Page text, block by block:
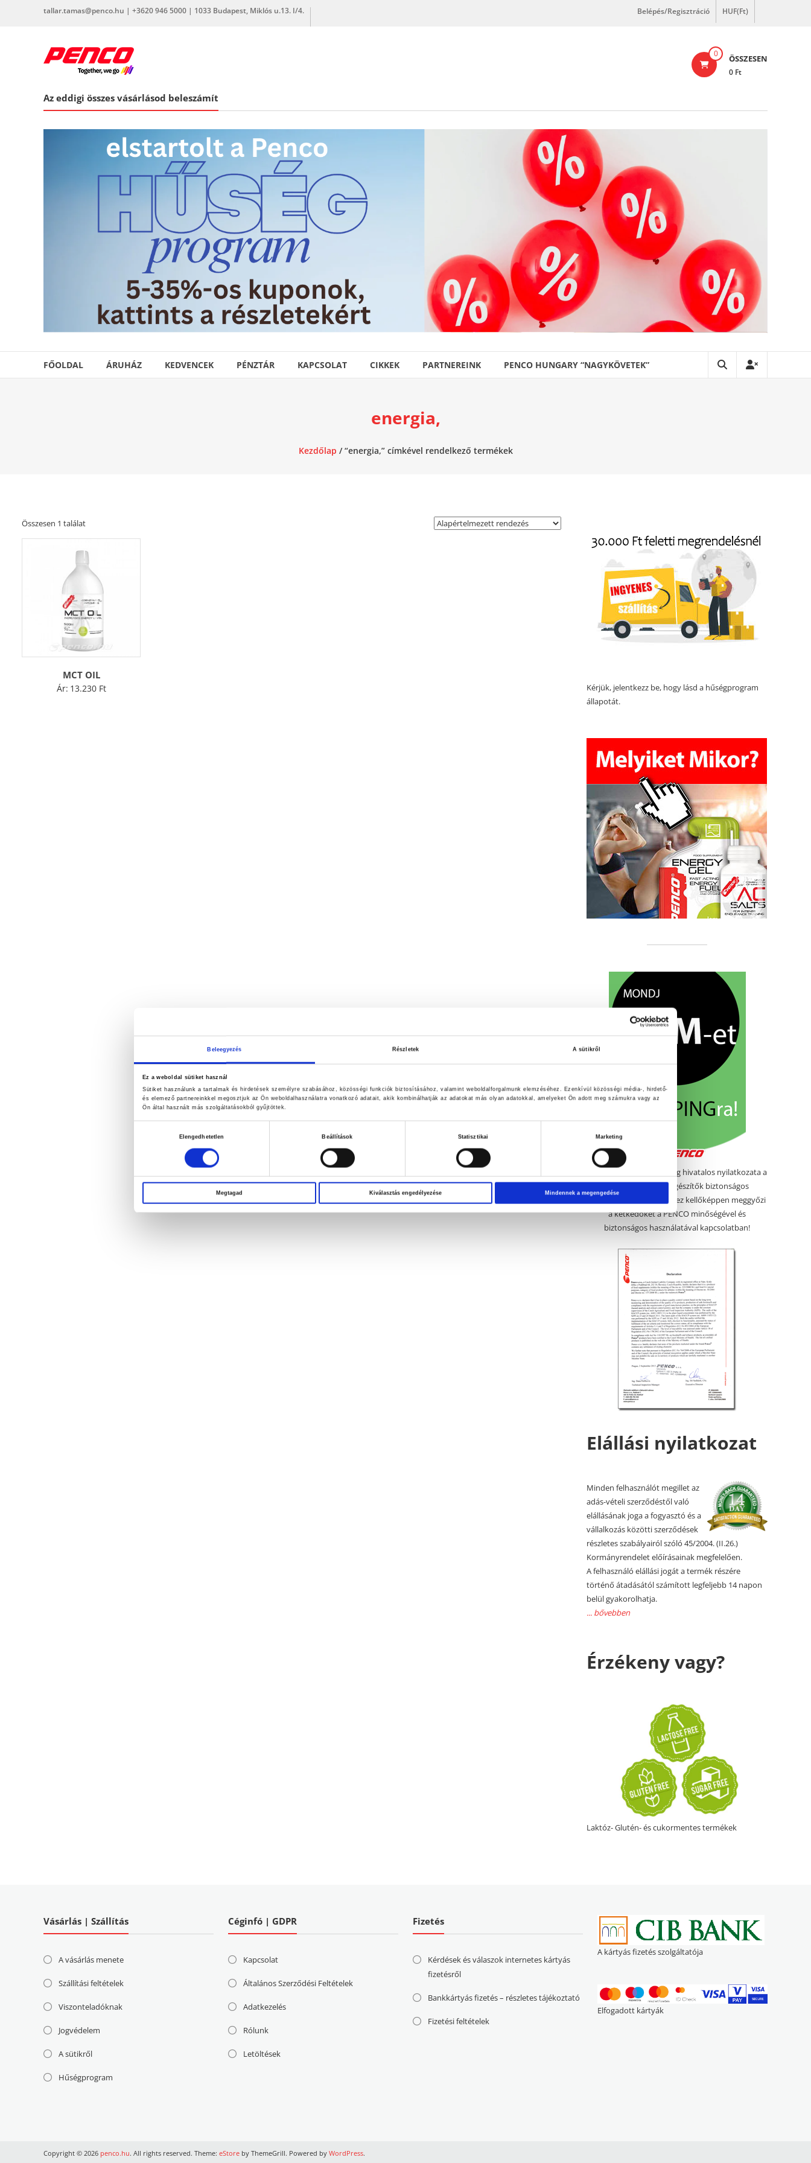
Beleegyezés Részletek A sütikről
Ez a weboldal sütiket használ
Sütiket használunk a tartalmak és hirdetések személyre szabásához, közösségi funkciók biztosításához, valamint weboldalforgalmunk elemzéséhez. Ezenkívül közösségi média-, hirdető-
és elemező partnereinkkel megosztjuk az Ön weboldalhasználatra vonatkozó adatait, akik kombinálhatják az adatokat más olyan adatokkal, amelyeket Ön adott meg számukra vagy az
Ön által használt más szolgáltatásokból gyűjtöttek.
Elengedhetetlen Beállítások Statisztikai Marketing
Megtagad Kiválasztás engedélyezése Mindennek a megengedése
tallar.tamas@penco.hu | +3620 946 5000 | 1033 Budapest, Miklós u.13. I/4. Belépés/Regisztráció HUF(Ft)
penco.hu 0 ÖSSZESEN
0 Ft
Az eddigi összes vásárlásod beleszámít
FŐOLDAL ÁRUHÁZ KEDVENCEK PÉNZTÁR KAPCSOLAT CIKKEK PARTNEREINK PENCO HUNGARY “NAGYKÖVETEK”
energia,
Kezdőlap / “energia,” címkével rendelkező termékek
Összesen 1 találat
MCT OIL
Ár: 13.230 Ft
Kérjük, jelentkezz be, hogy lásd a hűségprogram
állapotát.
Megérkezett a PENCO cég hivatalos nyilatkozata a
PENCO táplálék-kiegészítők biztonságos
használatáról. Remélem ez kellőképpen meggyőzi
a kétkedőket a PENCO minőségével és
biztonságos használatával kapcsolatban!
Elállási nyilatkozat
Minden felhasználót megillet az
adás-vételi szerződéstől való
elállásának joga a fogyasztó és a
vállalkozás közötti szerződések
részletes szabályairól szóló 45/2004. (II.26.)
Kormányrendelet előírásainak megfelelően.
A felhasználó elállási jogát a termék részére
történő átadásától számított legfeljebb 14 napon
belül gyakorolhatja.
... bővebben
Érzékeny vagy?
Laktóz- Glutén- és cukormentes termékek
Vásárlás | Szállítás
A vásárlás menete
Szállítási feltételek
Viszonteladóknak
Jogvédelem
A sütikről
Hűségprogram
Céginfó | GDPR
Kapcsolat
Általános Szerződési Feltételek
Adatkezelés
Rólunk
Letöltések
Fizetés
Kérdések és válaszok internetes kártyás
fizetésről
Bankkártyás fizetés – részletes tájékoztató
Fizetési feltételek
A kártyás fizetés szolgáltatója
Elfogadott kártyák
Copyright © 2026 penco.hu. All rights reserved. Theme: eStore by ThemeGrill. Powered by WordPress.